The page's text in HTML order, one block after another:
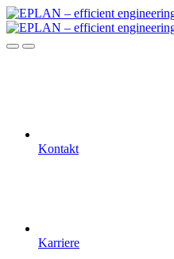
Kontakt
Karriere